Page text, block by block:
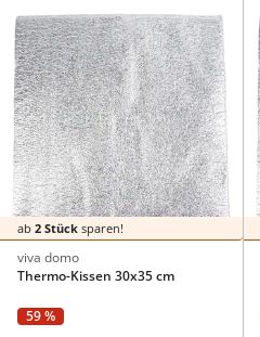
ab 2 Stück sparen!
viva domo
Thermo-Kissen 30x35 cm
59 %